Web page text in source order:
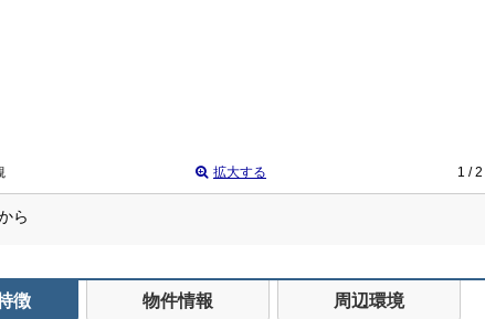
拡大する 1 / 2
ら
徴 物件情報 周辺環境